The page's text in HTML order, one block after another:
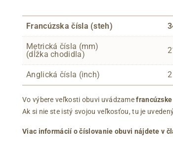
Francúzska čísla (steh)
Metrická čísla (mm)
(dĺžka chodidla)
Anglická čísla (inch) 2
Vo výbere veľkosti obuvi uvádzame
Ak si nie ste istý svojou veľkosťou, tu je
Viac informácií o číslovanie obuvi nájdete v